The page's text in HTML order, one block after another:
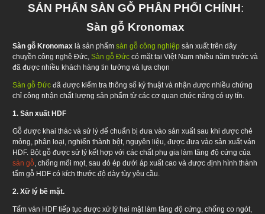
SẢN PHẨN SÀN GỖ PHÂN PHỐI CHÍNH:
Sàn gỗ Kronomax
Sàn gỗ Kronomax là sản phẩm sàn gỗ công nghiệp sản xuất trên dây
chuyền công nghệ Đức, Sàn gỗ Đức có mặt tại Việt Nam nhiều năm trước và
đã được nhiều khách hàng tin tưởng và lựa chọn
Sàn gỗ Đức đã được kiểm tra thông số kỷ thuật và nhận được nhiều chứng
chỉ công nhận chất lượng sản phẩm từ các cơ quan chức năng có uy tín.
1. Sản xuất HDF
Gỗ được khai thác và sử lý để chuẩn bị đưa vào sản xuất sau khi được chẻ
mỏng, phân loại, nghiến thành bột, nguyên liệu, được đưa vào sản xuất ván
HDF. Bột gỗ được sử lý kết hợp với các chất phụ gia làm tăng độ cứng của
sàn gỗ, chống mối mọt, sau đó ép dưới áp xuất cao và được định hình thành
tấm gỗ HDF có kích thước độ dày tùy yêu cầu.
2. Xữ lý bề mặt.
Tấm ván HDF tiếp tục được xử lý hai mặt làm tăng độ cứng, chống co ngót,